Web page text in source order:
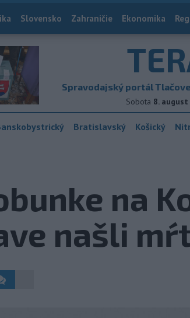
Slovensko Zahraničie Ekonomika
Spravodajský portál
Sobota 8.
Bratislavský Košický
na
našli